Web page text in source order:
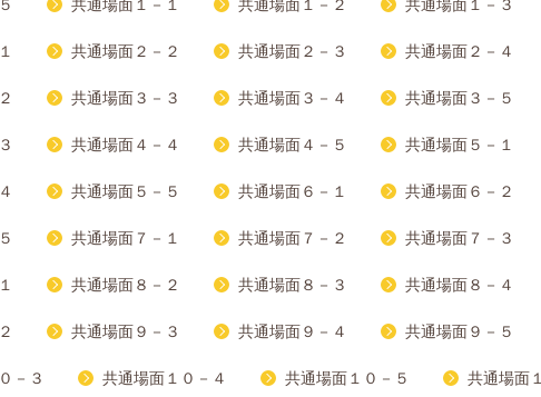
共通場面１－１ 共通場面１－２ 共通場面１－３
共通場面２－２ 共通場面２－３ 共通場面２－４
共通場面３－３ 共通場面３－４ 共通場面３－５
共通場面４－４ 共通場面４－５ 共通場面５－１
共通場面５－５ 共通場面６－１ 共通場面６－２
共通場面７－１ 共通場面７－２ 共通場面７－３
共通場面８－２ 共通場面８－３ 共通場面８－４
共通場面９－３ 共通場面９－４ 共通場面９－５
－３ 共通場面１０－４ 共通場面１０－５ 共通場面